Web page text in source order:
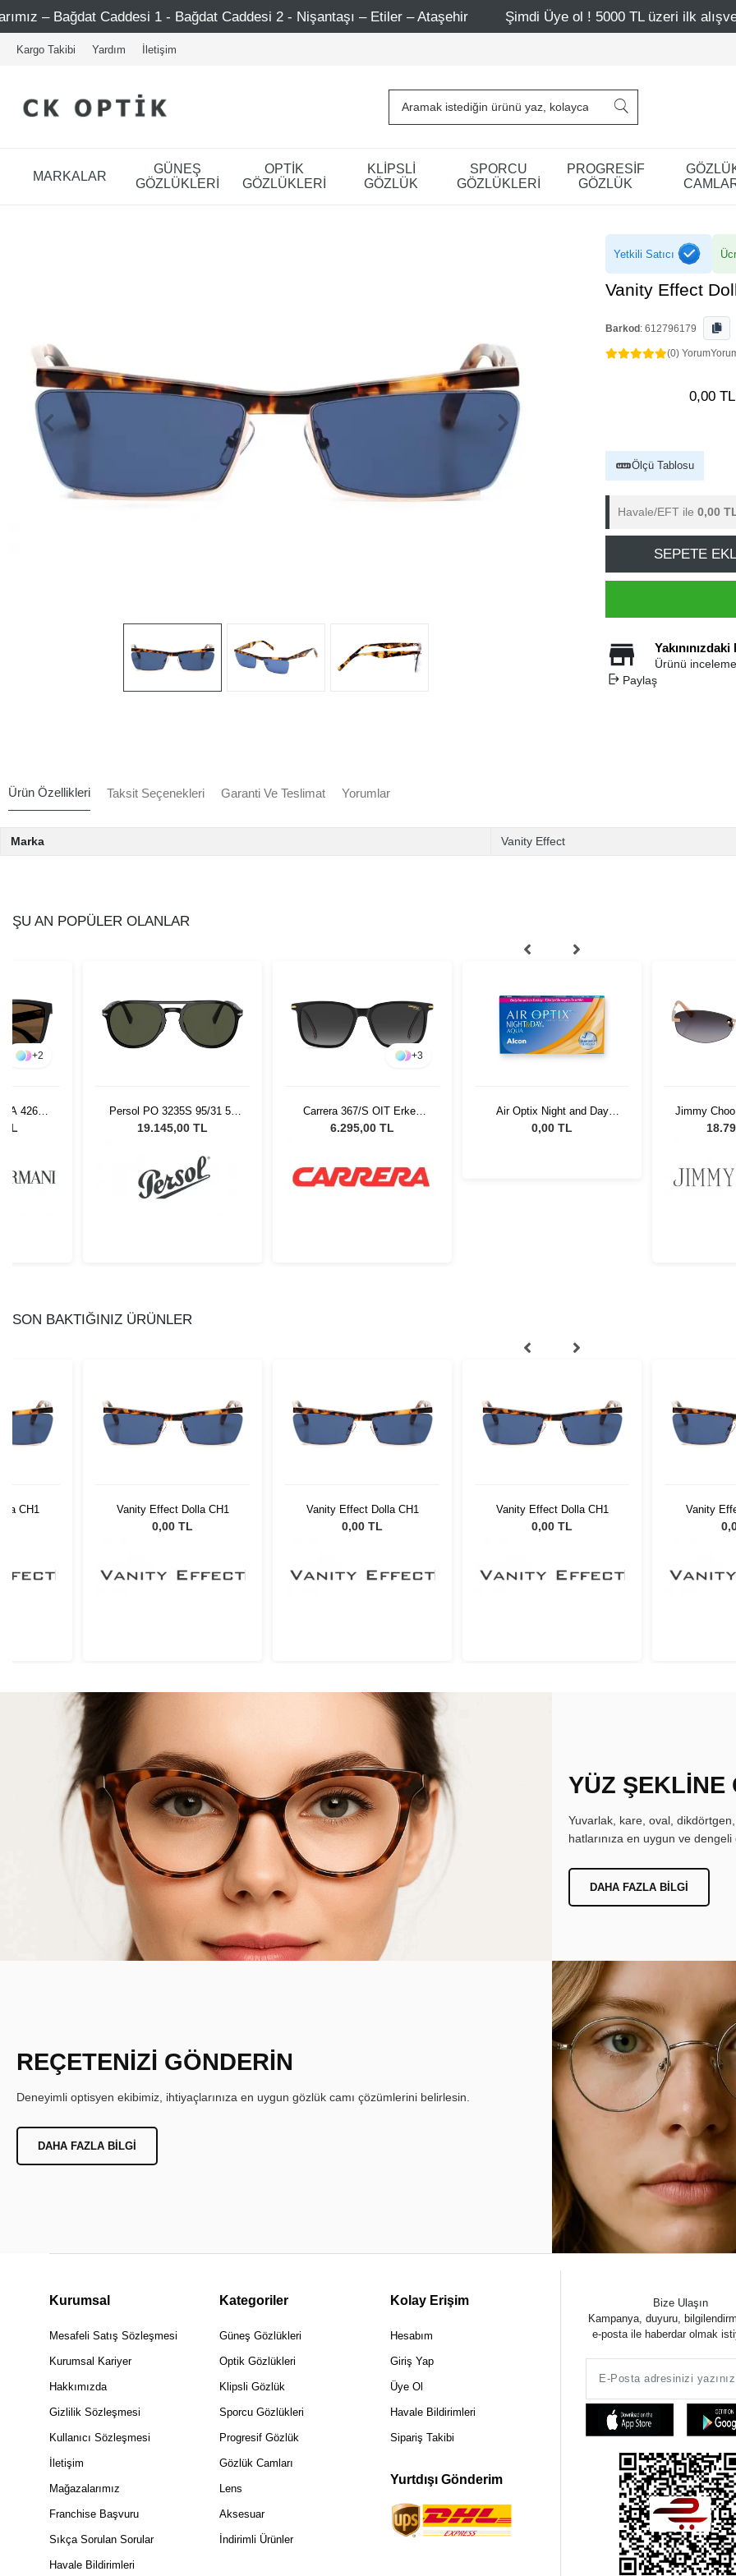
Caddesi 1 - Bağdat Caddesi 2 - Nişantaşı – Etiler – Ataşehir Şimdi Üye ol ! 5000 TL üzeri ilk alışverişinde 500
Kargo Takibi Yardım İletişim
MARKALAR
GÜNEŞ
GÖZLÜKLERİ
OPTİK
GÖZLÜKLERİ
KLİPSLİ
GÖZLÜK
SPORCU
GÖZLÜKLERİ
PROGRESİF
GÖZLÜK
Yetkili Satıcı
Vanity Effect
Barkod : 612796179
(0) Yorum
0,00 TL
Ölçü Tablosu
Havale/EFT ile 0,00
SEPETE
Ürünü
Paylaş
Ürün Özellikleri Taksit Seçenekleri Garanti Ve Teslimat Yorumlar
Marka Vanity Effect
ŞU AN POPÜLER OLANLAR
+2
4261
TL
Persol PO 3235S 95/31 55
Unisex Güneş Gözlüğü
19.145,00 TL
+3
Carrera 367/S OIT Erkek
Güneş Gözlüğü
6.295,00 TL
Air Optix Night and Day
Aqua
0,00 TL
Jimmy
- 57
SON BAKTIĞINIZ ÜRÜNLER
CH1 Vanity Effect Dolla CH1
0,00 TL
Vanity Effect Dolla CH1
0,00 TL
Vanity Effect Dolla CH1
0,00 TL
Vanity
YÜZ ŞEKLİNE
Yuvarlak, kare, oval,
hatlarınıza en uygun ve
DAHA FAZLA BILGI
REÇETENİZİ GÖNDERİN
Deneyimli optisyen ekibimiz, ihtiyaçlarınıza en uygun gözlük camı çözümlerini belirlesin.
DAHA FAZLA BILGI
Kurumsal
Mesafeli Satış Sözleşmesi
Kurumsal Kariyer
Hakkımızda
Gizlilik Sözleşmesi
Kullanıcı Sözleşmesi
İletişim
Mağazalarımız
Franchise Başvuru
Sıkça Sorulan Sorular
Havale Bildirimleri
Kategoriler
Güneş Gözlükleri
Optik Gözlükleri
Klipsli Gözlük
Sporcu Gözlükleri
Progresif Gözlük
Gözlük Camları
Lens
Aksesuar
İndirimli Ürünler
Kolay Erişim
Hesabım
Giriş Yap
Üye Ol
Havale Bildirimleri
Sipariş Takibi
Yurtdışı Gönderim
Bize Ulaşın
Kampanya, duyuru,
e-posta ile haberdar olmak